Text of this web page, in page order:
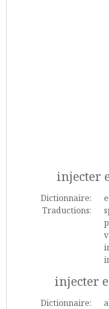
injecter
Dictionnaire:
Traductions:
injecter
Dictionnaire: